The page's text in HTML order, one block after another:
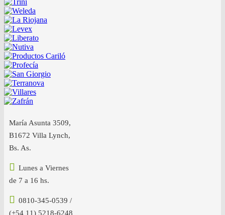
María Asunta 3509,
B1672 Villa Lynch,
Bs. As.
Lunes a Viernes
de 7 a 16 hs.
0810-345-0539 /
(+54 11) 5218-6248